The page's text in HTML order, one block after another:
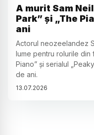
A murit Sam
Park” și „The
ani
Actorul neozeelandez
lume pentru rolurile din
Piano” și serialul
de ani.
13.07.2026